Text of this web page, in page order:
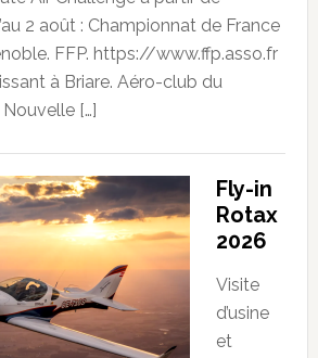
2 août : Championnat de France
FFP. https://www.ffp.asso.fr
à Briare. Aéro-club du
[…]
Fly-in
Rotax
2026
Visite
d’usine
et